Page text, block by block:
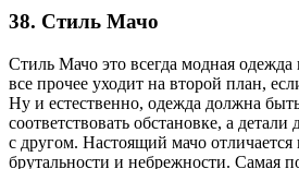
38. Стиль Мачо
Стиль Мачо это всегда модная одежда
все прочее уходит на второй план,
Ну и естественно, одежда должна
соответствовать обстановке, а
с другом. Настоящий мачо
брутальности и небрежности. Самая